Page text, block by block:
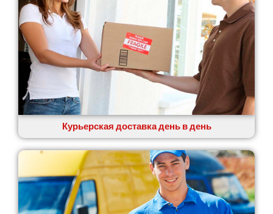
Курьерская доставка день в день